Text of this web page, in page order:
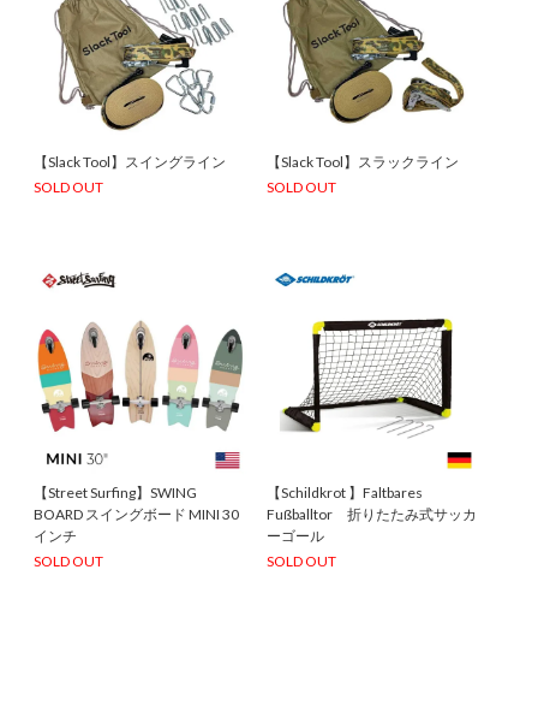
【Slack Tool】スイングライン
SOLD OUT
【Slack Tool】スラックライン
SOLD OUT
【Street Surfing】SWING
BOARD スイングボード MINI 30
インチ
SOLD OUT
【Schildkrot 】Faltbares
Fußballtor 折りたたみ式サッカ
ーゴール
SOLD OUT